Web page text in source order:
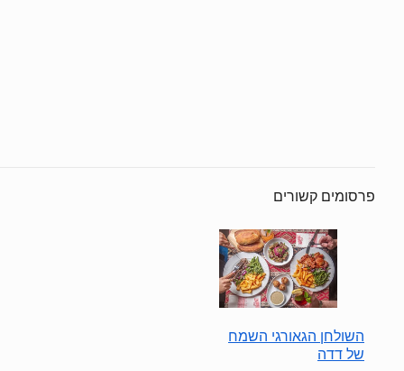
פרסומים קשורים
השולחן הגאורגי השמח
של דדה